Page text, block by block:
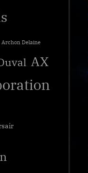
Archon Delaine
AX